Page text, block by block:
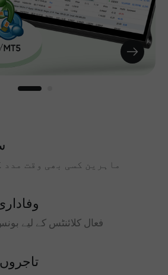
ماہرین کسی بھی وقت مدد
فعال کلائنٹس کے لیے